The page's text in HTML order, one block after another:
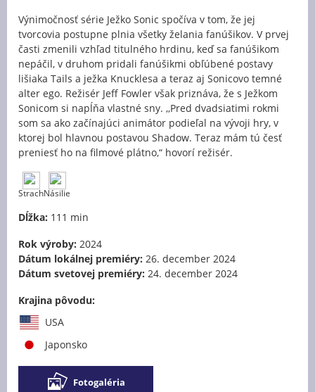
Výnimočnosť série Ježko Sonic spočíva v tom, že jej
tvorcovia postupne plnia všetky želania fanúšikov. V prvej
časti zmenili vzhľad titulného hrdinu, keď sa fanúšikom
nepáčil, v druhom pridali fanúšikmi obľúbené postavy
lišiaka Tails a ježka Knucklesa a teraz aj Sonicovo temné
alter ego. Režisér Jeff Fowler však priznáva, že s Ježkom
Sonicom si napĺňa vlastné sny. ,,Pred dvadsiatimi rokmi
som sa ako začínajúci animátor podieľal na vývoji hry, v
ktorej bol hlavnou postavou Shadow. Teraz mám tú česť
preniesť ho na filmové plátno,“ hovorí režisér.
StrachNásilie
Dĺžka: 111 min
Rok výroby: 2024
Dátum lokálnej premiéry: 26. december 2024
Dátum svetovej premiéry: 24. december 2024
Krajina pôvodu:
USA
Japonsko
Fotogaléria